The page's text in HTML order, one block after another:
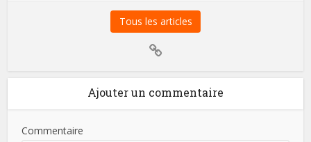
Tous les articles
Ajouter un commentaire
Commentaire